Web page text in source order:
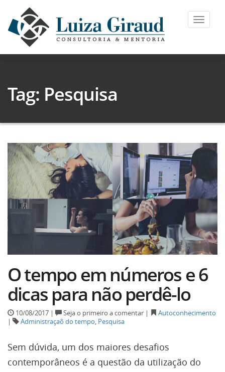
Toggle
Tag: Pesquisa
O tempo em números e 6
dicas para não perdê-lo
10/08/2017 | Seja o primeiro a comentar |
Autoconhecimento
|
Administraçaõ do tempo, Pesquisa
Sem dúvida, um dos maiores desafios
contemporâneos é a questão da utilização do